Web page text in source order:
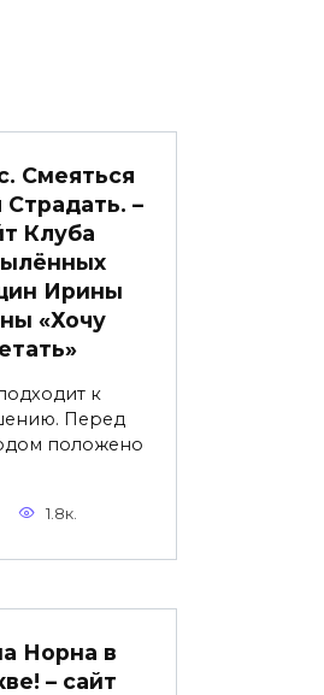
Смеяться
Страдать. –
Клуба
Ирины
«Хочу
к
Перед
положено
1.8к.
Норна в
– сайт